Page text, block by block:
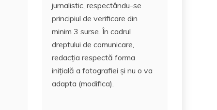
jurnalistic, respectându-se
principiul de verificare din
minim 3 surse. În cadrul
dreptului de comunicare,
redacția respectă forma
inițială a fotografiei și nu o va
adapta (modifica).